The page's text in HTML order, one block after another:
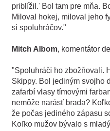
priblížil.' Bol tam pre mňa.
Miloval hokej, miloval jeho
si spoluhráčov."
Mitch Albom, komentátor
"Spoluhráči ho zbožňovali.
Skippy. Bol jediným svojho
zafarbí vlasy tímovými
nemôže narásť brada?
že počas jediného zápasu
Koľko mužov bývalo s